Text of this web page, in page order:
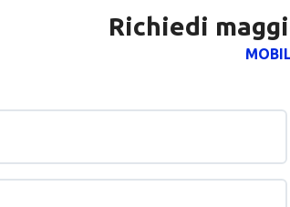
Richiedi